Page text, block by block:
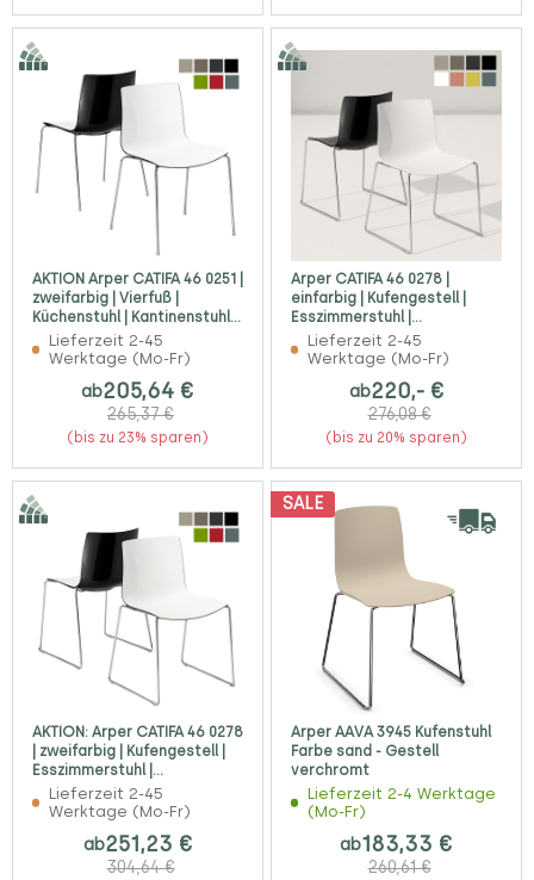
AKTION Arper CATIFA 46 0251 |
zweifarbig | Vierfuß |
Küchenstuhl | Kantinenstuhl |
Konferenzstuhl
Lieferzeit 2-45
Werktage (Mo-Fr)
ab205,64 €
265,37 €
(bis zu 23% sparen)
Arper CATIFA 46 0278 |
einfarbig | Kufengestell |
Esszimmerstuhl |
Kantinenstuhl
Lieferzeit 2-45
Werktage (Mo-Fr)
ab220,- €
276,08 €
(bis zu 20% sparen)
AKTION: Arper CATIFA 46 0278
| zweifarbig | Kufengestell |
Esszimmerstuhl |
Kantinenstuhl
Lieferzeit 2-45
Werktage (Mo-Fr)
ab251,23 €
304,64 €
SALE
Arper AAVA 3945 Kufenstuhl
Farbe sand - Gestell
verchromt
Lieferzeit 2-4 Werktage
(Mo-Fr)
ab183,33 €
260,61 €